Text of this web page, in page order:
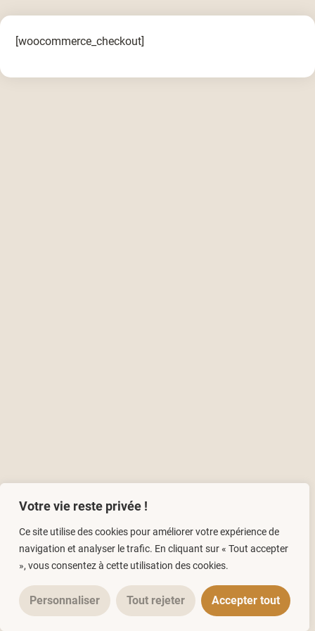
Votre vie reste privée !
Ce site utilise des cookies pour améliorer votre expérience de
navigation et analyser le trafic. En cliquant sur « Tout accepter
», vous consentez à cette utilisation des cookies.
Personnaliser Tout rejeter Accepter tout
[woocommerce_checkout]